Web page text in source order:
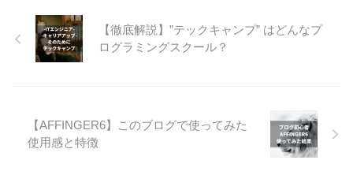
【徹底解説】”テックキャンプ” はどんなプ
ログラミングスクール？
【AFFINGER6】このブログで使ってみた
使用感と特徴